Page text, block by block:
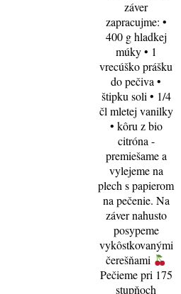
záver
zapracujme: •
400 g hladkej
múky • 1
vrecúško prášku
do pečiva •
štipku soli • 1/4
čl mletej vanilky
• kôru z bio
citróna -
premiešame a
vylejeme na
plech s papierom
na pečenie. Na
záver nahusto
posypeme
vykôstkovanými
čerešňami
Pečieme pri 175
stupňoch